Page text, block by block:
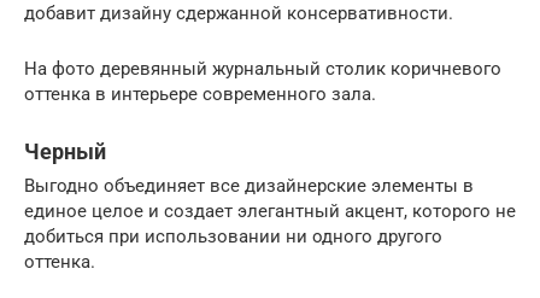
добавит дизайну сдержанной консервативности.
На фото деревянный журнальный столик коричневого
оттенка в интерьере современного зала.
Черный
Выгодно объединяет все дизайнерские элементы в
единое целое и создает элегантный акцент, которого не
добиться при использовании ни одного другого
оттенка.